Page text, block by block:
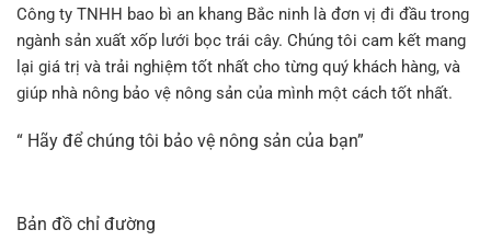
Công ty TNHH bao bì an khang Bắc ninh là đơn vị đi đầu trong
ngành sản xuất xốp lưới bọc trái cây. Chúng tôi cam kết mang
lại giá trị và trải nghiệm tốt nhất cho từng quý khách hàng, và
giúp nhà nông bảo vệ nông sản của mình một cách tốt nhất.
“ Hãy để chúng tôi bảo vệ nông sản của bạn”
Bản đồ chỉ đường